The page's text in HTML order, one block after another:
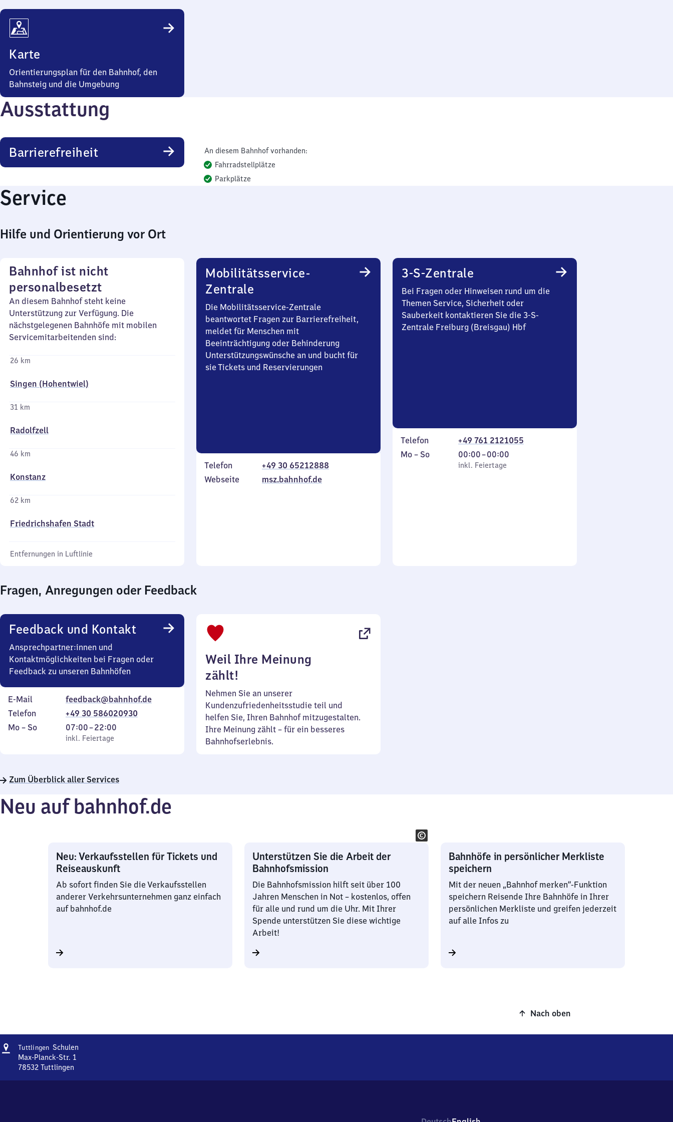
Karte
Orientierungsplan für den Bahnhof, den
Bahnsteig und die Umgebung
Ausstattung
Barrierefreiheit
An diesem Bahnhof vorhanden:
Fahrradstellplätze
Parkplätze
Service
Hilfe und Orientierung vor Ort
Bahnhof ist nicht
personalbesetzt
An diesem Bahnhof steht keine
Unterstützung zur Verfügung. Die
nächstgelegenen Bahnhöfe mit mobilen
Servicemitarbeitenden sind:
26 km
Singen (Hohentwiel)
31 km
Radolfzell
46 km
Konstanz
62 km
Friedrichshafen Stadt
Entfernungen in Luftlinie
Mobilitätsservice-
Zentrale
Die Mobilitätsservice-Zentrale
beantwortet Fragen zur Barrierefreiheit,
meldet für Menschen mit
Beeinträchtigung oder Behinderung
Unterstützungswünsche an und bucht für
sie Tickets und Reservierungen
Telefon
+49 30 65212888
Webseite
msz.bahnhof.de
3-S-Zentrale
Bei Fragen oder Hinweisen rund um die
Themen Service, Sicherheit oder
Sauberkeit kontaktieren Sie die 3-S-
Zentrale Freiburg (Breisgau) Hbf
Telefon
+49 761 2121055
Montag
Mo – So,
inkl. Feiertage
00:00–00:00
Von
0
inkl. Feiertage
Fragen, Anregungen oder Feedback
Feedback und Kontakt
Ansprechpartner:innen und
Kontaktmöglichkeiten bei Fragen oder
Feedback zu unseren Bahnhöfen
E-Mail
feedback@bahnhof.de
Telefon
+49 30 586020930
Montag
Mo – So,
inkl. Feiertage
07:00–22:00
Von
7
22
inkl. Feiertage
Weil Ihre Meinung
zählt!
Nehmen Sie an unserer
Kundenzufriedenheitsstudie teil und
helfen Sie, Ihren Bahnhof mitzugestalten.
Ihre Meinung zählt – für ein besseres
Bahnhofserlebnis.
Zum Überblick aller Services
Neu auf bahnhof.de
Neu: Verkaufsstellen für Tickets und
Reiseauskunft
Ab sofort finden Sie die Verkaufsstellen
anderer Verkehrsunternehmen ganz einfach
auf bahnhof.de
Unterstützen Sie die Arbeit der
Bahnhofsmission
Die Bahnhofsmission hilft seit über 100
Jahren Menschen in Not – kostenlos, offen
für alle und rund um die Uhr. Mit Ihrer
Spende unterstützen Sie diese wichtige
Arbeit!
Bahnhöfe in persönlicher Merkliste
speichern
Mit der neuen „Bahnhof merken“-Funktion
speichern Reisende Ihre Bahnhöfe in Ihrer
persönlichen Merkliste und greifen jederzeit
auf alle Infos zu
Nach oben
Adresse
Tuttlingen SchulenTuttlingen
Max-Planck-Str. 1
78532 Tuttlingen